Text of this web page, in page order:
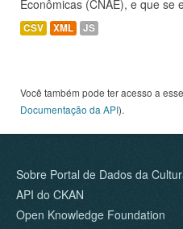
Econômicas (CNAE), e que se
CSV XML JS
Você também pode ter acesso a
Documentação da API).
Sobre Portal de Dados da
API do CKAN
Open Knowledge Foundation